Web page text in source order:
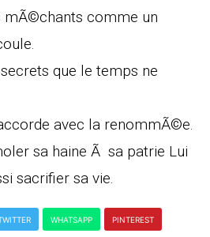
mÃ©chants comme un
que le temps ne
avec la renommÃ©e.
sa haine Ã sa patrie Lui
sacrifier sa vie.
WHATSAPP PINTEREST